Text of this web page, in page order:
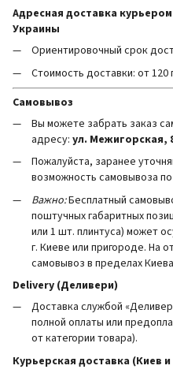
Адресная доставка
Украины
Ориентировочный срок
Стоимость доставки: от 120
Самовывоз
Вы можете забрать заказ
адресу: ул. Межигорская,
Пожалуйста, заранее
возможность самовывоза
Важно:Бесплатный
поштучных габаритных
или 1 шт. плинтуса) может
г. Киеве или пригороде. На
самовывоз в пределах
Delivery (Деливери)
Доставка службой
полной оплаты или
от категории товара).
Курьерская доставка (Киев